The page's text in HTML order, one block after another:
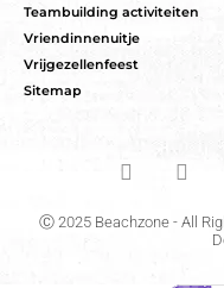
Teambuilding activiteiten
Vriendinnenuitje
Vrijgezellenfeest
Sitemap
Ⓒ 2025 Beachzone - All